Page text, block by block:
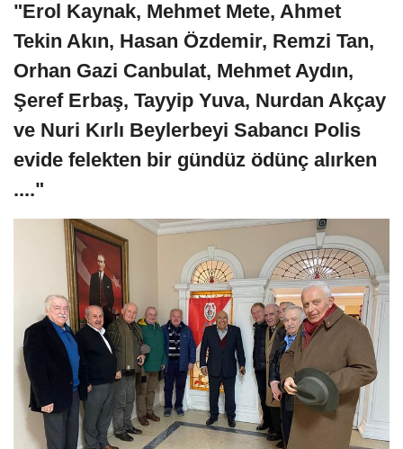
"Erol Kaynak, Mehmet Mete, Ahmet
Tekin Akın, Hasan Özdemir, Remzi Tan,
Orhan Gazi Canbulat, Mehmet Aydın,
Şeref Erbaş, Tayyip Yuva, Nurdan Akçay
ve Nuri Kırlı Beylerbeyi Sabancı Polis
evide felekten bir gündüz ödünç alırken
...."